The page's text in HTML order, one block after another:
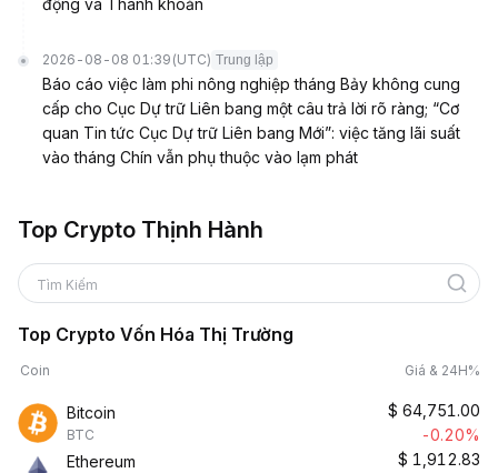
động và Thanh khoản
2026-08-08 01:39 (UTC) Trung lập
Báo cáo việc làm phi nông nghiệp tháng Bảy không cung
cấp cho Cục Dự trữ Liên bang một câu trả lời rõ ràng; “Cơ
quan Tin tức Cục Dự trữ Liên bang Mới”: việc tăng lãi suất
vào tháng Chín vẫn phụ thuộc vào lạm phát
Top Crypto Thịnh Hành
Tìm Kiếm
Top Crypto Vốn Hóa Thị Trường
Coin Giá & 24H%
Bitcoin
BTC
$ 64,751.00
-0.20%
Ethereum
$ 1,912.83